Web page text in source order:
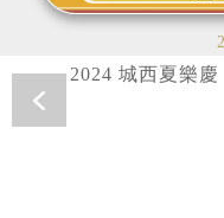
2024 城西夏樂慶